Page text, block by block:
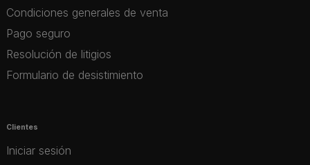
Condiciones generales de venta
Pago seguro
Resolución de litigios
Formulario de desistimiento
Clientes
Iniciar sesión